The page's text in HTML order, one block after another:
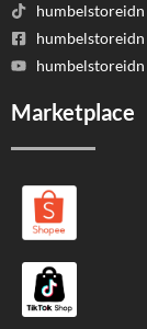
humbelstoreidn
humbelstoreidn
humbelstoreidn
Marketplace